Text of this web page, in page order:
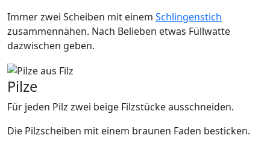
Immer zwei Scheiben mit einem Schlingenstich
zusammennähen. Nach Belieben etwas Füllwatte
dazwischen geben.
Pilze
Für jeden Pilz zwei beige Filzstücke ausschneiden.
Die Pilzscheiben mit einem braunen Faden besticken.